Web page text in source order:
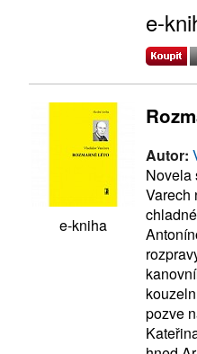
e-
e-kniha
Autor:
Novela
Varech
pozve